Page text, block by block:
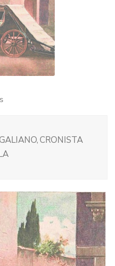
CRONISTA